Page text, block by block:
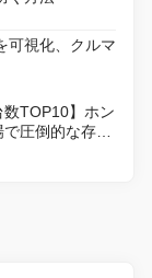
可視化、クルマ
数TOP10】ホン
圧倒的な存在